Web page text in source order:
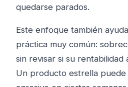
quedarse parados.
Este enfoque también
práctica muy común:
sin revisar si su rentabilidad
Un producto estrella puede